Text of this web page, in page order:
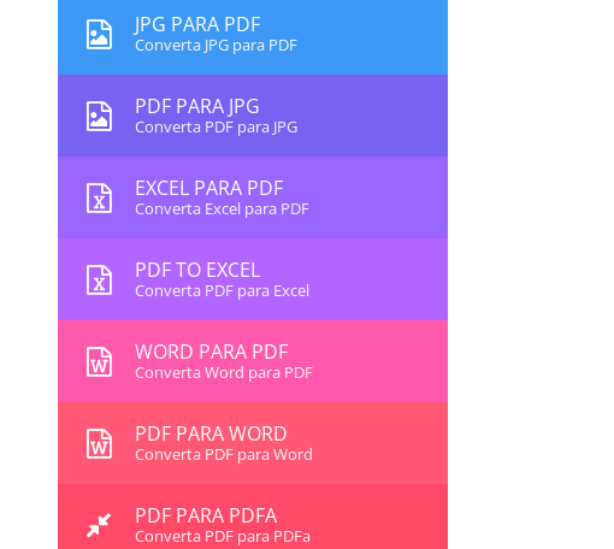
JPG PARA PDF
Converta JPG para PDF
PDF PARA JPG
Converta PDF para JPG
EXCEL PARA PDF
Converta Excel para PDF
PDF TO EXCEL
Converta PDF para Excel
WORD PARA PDF
Converta Word para PDF
PDF PARA WORD
Converta PDF para Word
PDF PARA PDFA
Converta PDF para PDFa